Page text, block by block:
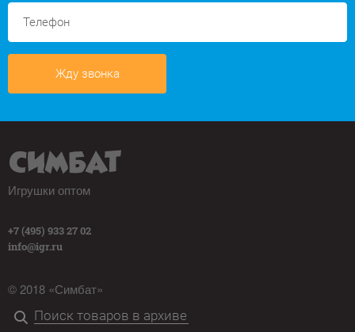
Жду звонка
Игрушки оптом
+7 (495) 933 27 02
info@igr.ru
© 2018 «Симбат»